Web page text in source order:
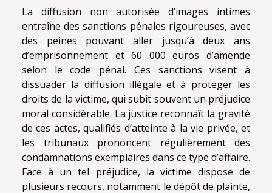
La diffusion non autorisée d’images intimes
entraîne des sanctions pénales rigoureuses, avec
des peines pouvant aller jusqu’à deux ans
d’emprisonnement et 60 000 euros d’amende
selon le code pénal. Ces sanctions visent à
dissuader la diffusion illégale et à protéger les
droits de la victime, qui subit souvent un préjudice
moral considérable. La justice reconnaît la gravité
de ces actes, qualifiés d’atteinte à la vie privée, et
les tribunaux prononcent régulièrement des
condamnations exemplaires dans ce type d’affaire.
Face à un tel préjudice, la victime dispose de
plusieurs recours, notamment le dépôt de plainte,